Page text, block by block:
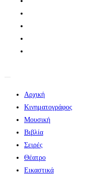
Αρχική
Κινηματογράφος
Μουσική
Βιβλία
Σειρές
Θέατρο
Εικαστικά